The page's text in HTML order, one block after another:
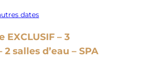
dates
– 3
salles d’eau – SPA